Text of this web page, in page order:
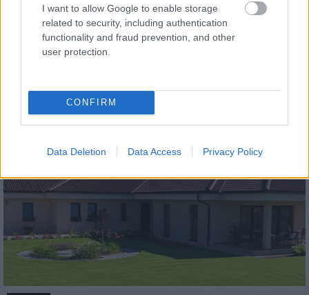
I want to allow Google to enable storage
related to security, including authentication
functionality and fraud prevention, and other
user protection.
CONFIRM
Data Deletion Data Access Privacy Policy
tetőcserép